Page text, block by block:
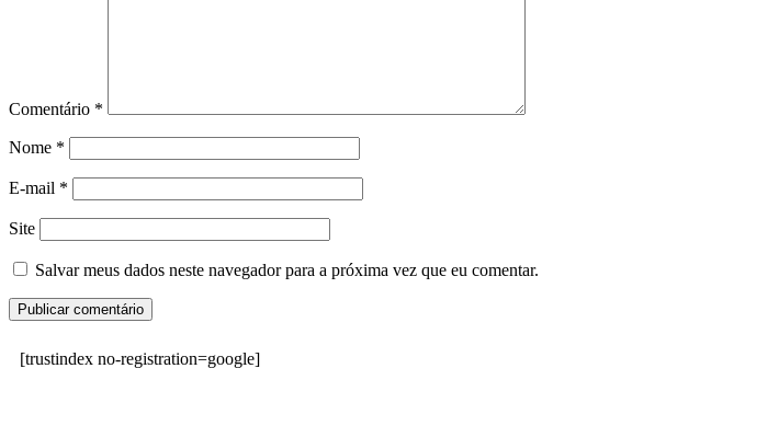
Comentário *
Nome *
E-mail *
Site
Salvar meus dados neste navegador para a próxima vez que eu comentar.
[trustindex no-registration=google]